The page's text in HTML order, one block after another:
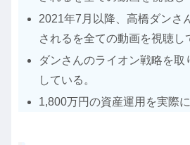
2021年7月以降、高橋ダンさ
されるを全ての動画を視聴し
ダンさんのライオン戦略を
している。
1,800万円の資産運用を実際